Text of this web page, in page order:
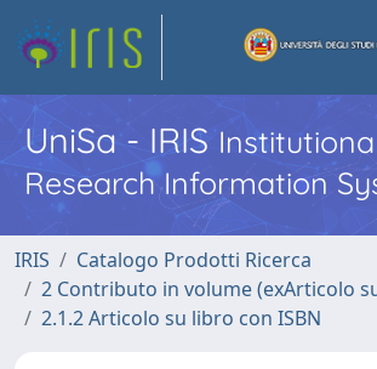
UniSa - IRIS
Research Information
IRIS
Catalogo Prodotti Ricerca
2 Contributo in volume (exArticolo
2.1.2 Articolo su libro con ISBN